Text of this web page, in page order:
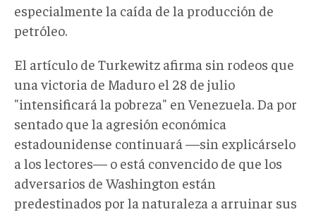
especialmente la caída de la producción de
petróleo.
El artículo de Turkewitz afirma sin rodeos que
una victoria de Maduro el 28 de julio
"intensificará la pobreza" en Venezuela. Da por
sentado que la agresión económica
estadounidense continuará —sin explicárselo
a los lectores— o está convencido de que los
adversarios de Washington están
predestinados por la naturaleza a arruinar sus